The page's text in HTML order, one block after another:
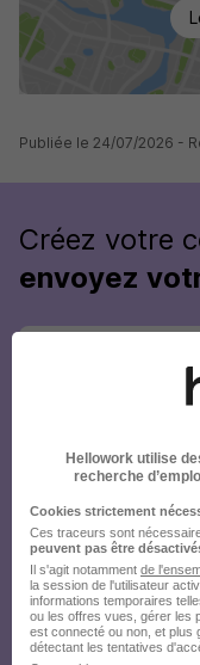
Publiée le 24/07/2026 -
Créez votre
envoyez
Hellowork utilise
recherche
Cookies strictement
Ces traceurs sont
peuvent pas être
Il s'agit notamment de
la session de l'utilisateur
informations temporaires
ou les offres vues, gérer les
est connecté ou non, et plus
détectant les tentatives